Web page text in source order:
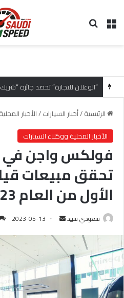
القائمة
الرئيسية/أخبار السيارات/الأخبار
الأخبار المحلية ووكلاء السيارات
فولكس واجن في
تحقق مبيعات
الأول من العام 2023
سعودي سبيد
س
ل
2023-05-13